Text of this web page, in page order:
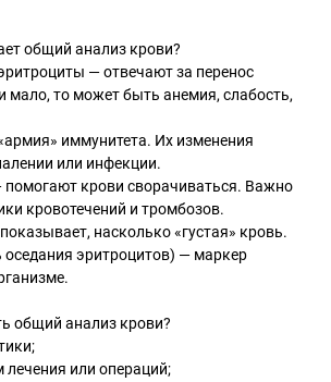
общий анализ крови?
— отвечают за перенос
мало, то может быть анемия, слабость,
иммунитета. Их изменения
или инфекции.
помогают крови сворачиваться. Важно
кровотечений и тромбозов.
насколько «густая» кровь.
оседания эритроцитов) — маркер
общий анализ крови?
лечения или операций;